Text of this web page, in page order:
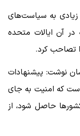
به سیاست‌های
در آن ایالات متحده
تصاحب کرد.
نوشت: پیشنهادات
که امنیت به جای
حاصل شود، از